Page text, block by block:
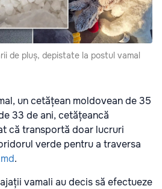
de pluș, depistate la postul vamal
un cetățean moldovean de 35
33 de ani, cetățeancă
că transportă doar lucruri
verde pentru a traversa
.
vamali au decis să efectueze